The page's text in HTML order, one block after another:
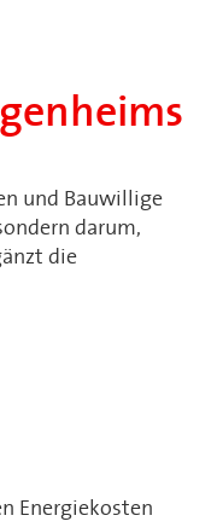
und Bauwillige
darum,
die
Energiekosten